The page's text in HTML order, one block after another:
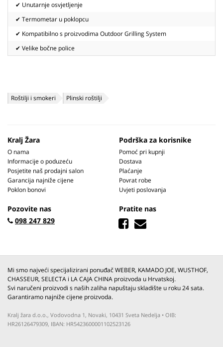
✔ Unutarnje osvjetljenje
✔ Termometar u poklopcu
✔ Kompatibilno s proizvodima Outdoor Grilling System
✔ Velike bočne police
Roštilji i smokeri Plinski roštilji
Kralj Žara
O nama
Informacije o poduzeću
Posjetite naš prodajni salon
Garancija najniže cijene
Poklon bonovi
Podrška za korisnike
Pomoć pri kupnji
Dostava
Plaćanje
Povrat robe
Uvjeti poslovanja
Pozovite nas
098 247 829
Pratite nas
Mi smo najveći specijalizirani ponuđač WEBER, KAMADO JOE, WUSTHOF,
CHASSEUR, SELECTA i LA CAJA CHINA proizvoda u Hrvatskoj.
Svi naručeni proizvodi s naših zaliha napuštaju skladište u roku 24 sata.
Garantiramo najniže cijene proizvoda.
Kralj žara d.o.o., Vodovodna 1, Novaki, 10431 Sveta Nedelja • OIB:
HR26126479309, IBAN: HR5423600001102523126